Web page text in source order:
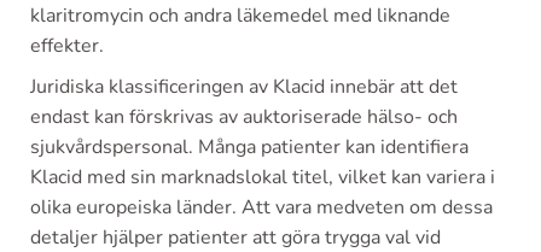
klaritromycin och andra läkemedel med liknande
effekter.
Juridiska klassificeringen av Klacid innebär att det
endast kan förskrivas av auktoriserade hälso- och
sjukvårdspersonal. Många patienter kan identifiera
Klacid med sin marknadslokal titel, vilket kan variera i
olika europeiska länder. Att vara medveten om dessa
detaljer hjälper patienter att göra trygga val vid